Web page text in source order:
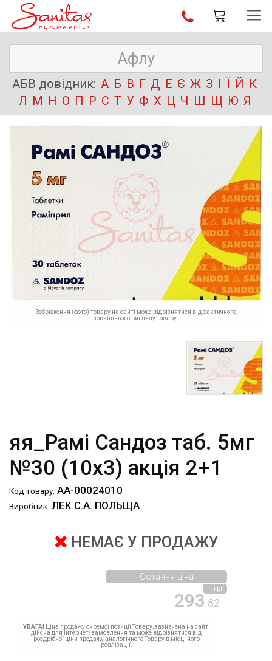
АБВ довідник: А Б В Г Д Е Є Ж З І Ї Й К
Л М Н О П Р С Т У Ф Х Ц Ч Ш Щ Ю Я
Зображення (фото) товару на сайті може відрізнятися від фактичного
зовнішнього вигляду товару.
яя_Рамі Сандоз таб. 5мг
№30 (10х3) акція 2+1
Код товару: АА-00024010
Виробник: ЛЕК С.А. ПОЛЬЩА
НЕМАЄ У ПРОДАЖУ
293.82
грн
Остання ціна
УВАГА! Ціна продажу окремої позиції Товару, зазначена на сайті
дійсна для інтернет- замовлення та може відрізнятися від
роздрібної ціни продажу аналогічного Товару в місці його
реалізації.